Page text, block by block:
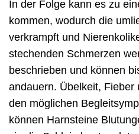
In der Folge kann es zu
kommen, wodurch die
verkrampft und
stechenden Schmerzen
beschrieben und können
andauern. Übelkeit, Fieber
den möglichen
können Harnsteine